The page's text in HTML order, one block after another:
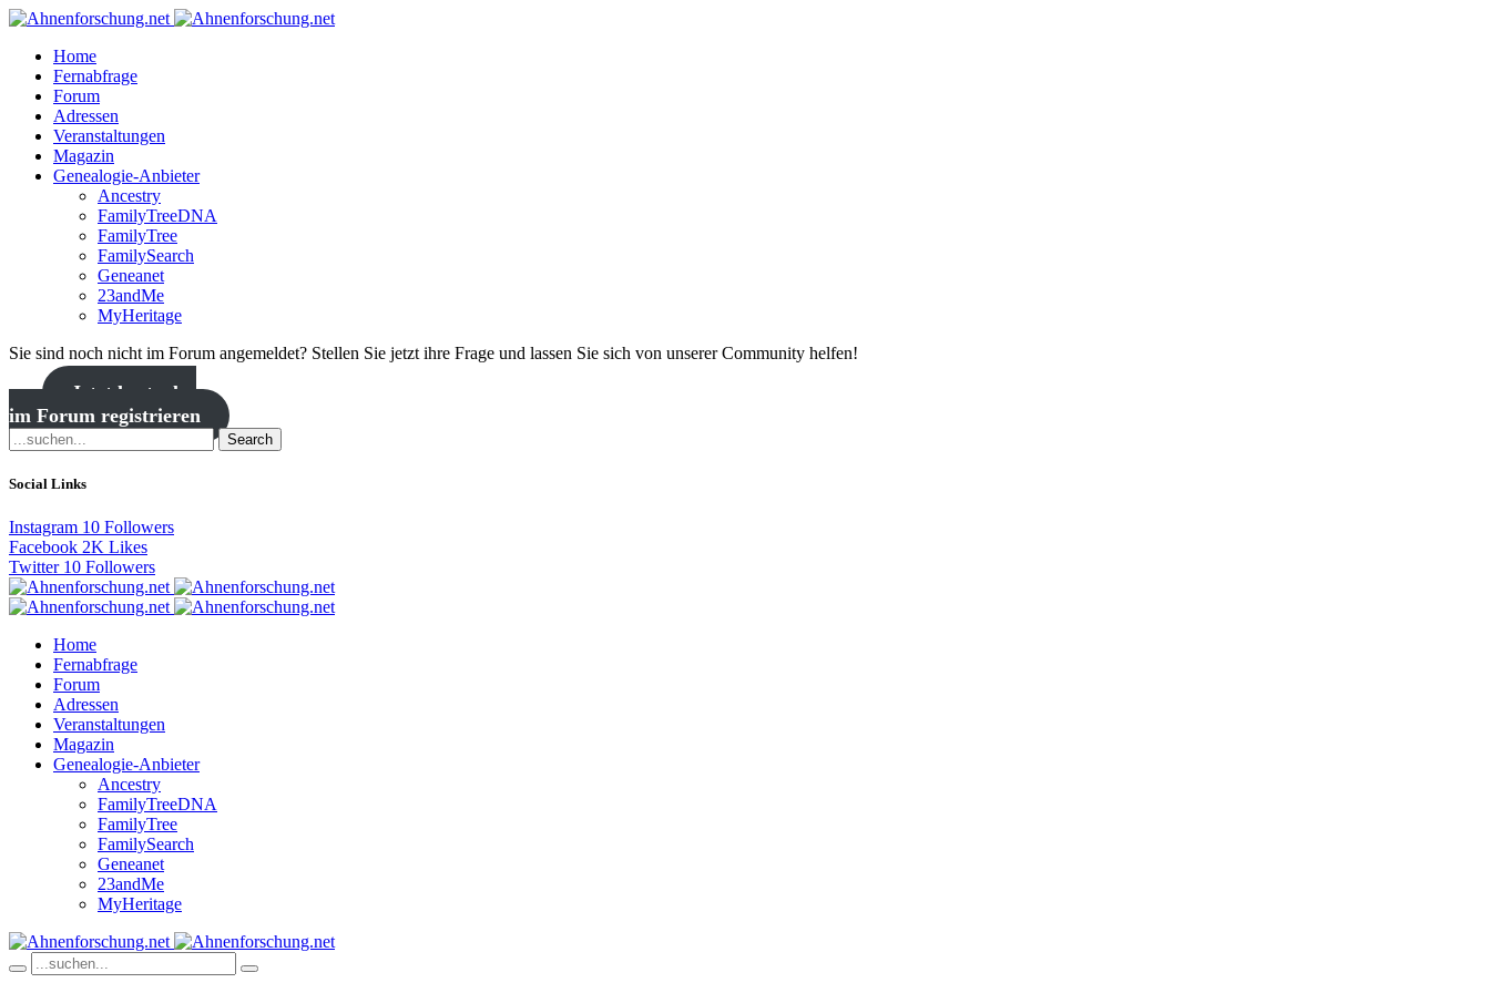
Home
Fernabfrage
Forum
Adressen
Veranstaltungen
Magazin
Genealogie-Anbieter
Ancestry
FamilyTreeDNA
FamilyTree
FamilySearch
Geneanet
23andMe
MyHeritage
Sie sind noch nicht im Forum angemeldet? Stellen Sie jetzt ihre Frage und lassen Sie sich von unserer Community helfen!
Jetzt kostenlos
im Forum registrieren
Search
Social Links
Instagram 10 Followers
Facebook 2K Likes
Twitter 10 Followers
Home
Fernabfrage
Forum
Adressen
Veranstaltungen
Magazin
Genealogie-Anbieter
Ancestry
FamilyTreeDNA
FamilyTree
FamilySearch
Geneanet
23andMe
MyHeritage